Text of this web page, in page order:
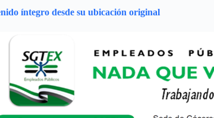
íntegro desde su ubicación original